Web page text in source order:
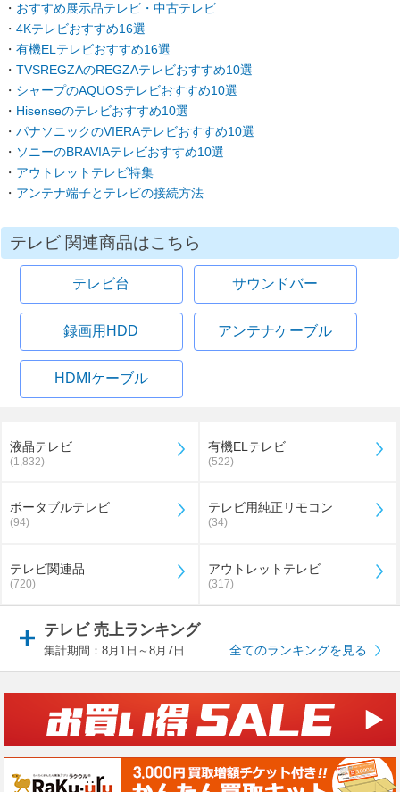
おすすめ展示品テレビ・中古テレビ
4Kテレビおすすめ16選
有機ELテレビおすすめ16選
TVSREGZAのREGZAテレビおすすめ10選
シャープのAQUOSテレビおすすめ10選
Hisenseのテレビおすすめ10選
パナソニックのVIERAテレビおすすめ10選
ソニーのBRAVIAテレビおすすめ10選
アウトレットテレビ特集
アンテナ端子とテレビの接続方法
テレビ 関連商品はこちら
テレビ台 サウンドバー
録画用HDD アンテナケーブル
HDMIケーブル
液晶テレビ
(1,832)
有機ELテレビ
(522)
ポータブルテレビ
(94)
テレビ用純正リモコン
(34)
テレビ関連品
(720)
アウトレットテレビ
(317)
テレビ 売上ランキング
集計期間：8月1日～8月7日 全てのランキングを見る